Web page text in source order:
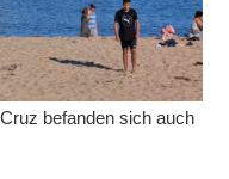
befanden sich auch